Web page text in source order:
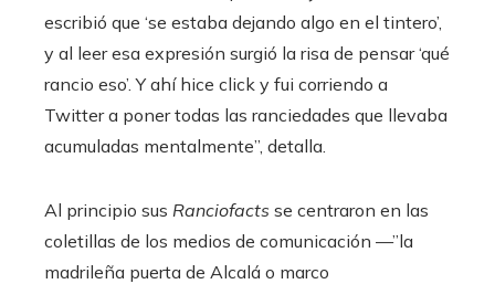
escribió que ‘se estaba dejando algo en el tintero’,
y al leer esa expresión surgió la risa de pensar ‘qué
rancio eso’. Y ahí hice click y fui corriendo a
Twitter a poner todas las ranciedades que llevaba
acumuladas mentalmente”, detalla.
Al principio sus Ranciofacts se centraron en las
coletillas de los medios de comunicación —”la
madrileña puerta de Alcalá o marco